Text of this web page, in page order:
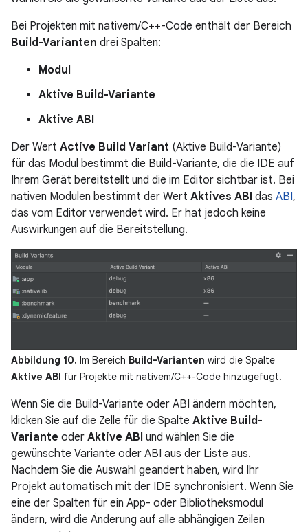
Bei Projekten mit nativem/C++-Code enthält der Bereich
Build-Varianten drei Spalten:
Modul
Aktive Build-Variante
Aktive ABI
Der Wert Active Build Variant (Aktive Build-Variante)
für das Modul bestimmt die Build-Variante, die die IDE auf
Ihrem Gerät bereitstellt und die im Editor sichtbar ist. Bei
nativen Modulen bestimmt der Wert Aktives ABI das ABI,
das vom Editor verwendet wird. Er hat jedoch keine
Auswirkungen auf die Bereitstellung.
Abbildung 10. Im Bereich Build-Varianten wird die Spalte
Aktive ABI für Projekte mit nativem/C++-Code hinzugefügt.
Wenn Sie die Build-Variante oder ABI ändern möchten,
klicken Sie auf die Zelle für die Spalte Aktive Build-
Variante oder Aktive ABI und wählen Sie die
gewünschte Variante oder ABI aus der Liste aus.
Nachdem Sie die Auswahl geändert haben, wird Ihr
Projekt automatisch mit der IDE synchronisiert. Wenn Sie
eine der Spalten für ein App- oder Bibliotheksmodul
ändern, wird die Änderung auf alle abhängigen Zeilen